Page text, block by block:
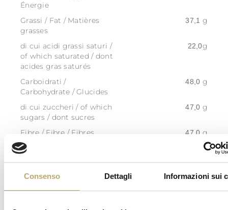
Consenso Dettagli Informazioni sui
Énergie
Grassi / Fat / Matières
grasses
37,1 g
di cui acidi grassi saturi /
of which saturated / dont
acides gras saturés
22,0g
Carboidrati /
Carbohydrate / Glucides
48,0 g
di cui zuccheri / of which
sugars / dont sucres
47,0 g
Fibre / Fibre / Fibres
alimentaires
47,0 g